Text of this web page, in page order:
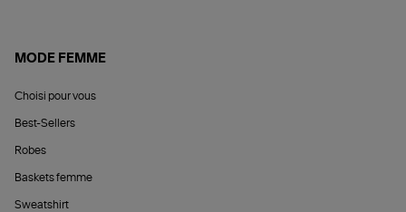
MODE FEMME
Choisi pour vous
Best-Sellers
Robes
Baskets femme
Sweatshirt